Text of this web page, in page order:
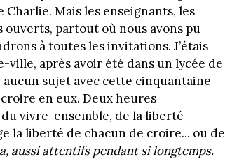
Mais les enseignants, les
ouverts, partout où nous avons pu
à toutes les invitations. J’étais
après avoir été dans un lycée de
aucun sujet avec cette cinquantaine
en eux. Deux heures
vivre-ensemble, de la liberté
la liberté de chacun de croire... ou de
aussi attentifs pendant si longtemps.